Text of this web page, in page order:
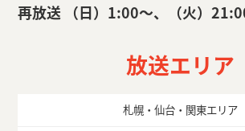
再放送 （日）1:00〜、（火）
放送エリア
札幌・仙台・関東エリア